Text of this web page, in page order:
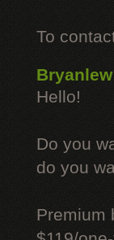
To
Bryanlew
Hello!
Do you
do you
Premium